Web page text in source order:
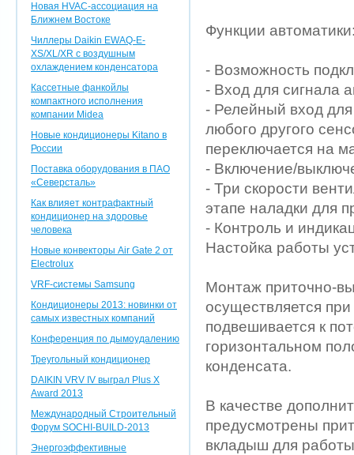
Новая HVAC-ассоциация на
Ближнем Востоке
Чиллеры Daikin EWAQ-E-
XS/XL/XR с воздушным
охлаждением конденсатора
Кассетные фанкойлы
компактного исполнения
компании Midea
Новые кондиционеры Kitano в
России
Поставка оборудования в ПАО
«Северсталь»
Как влияет контрафактный
кондиционер на здоровье
человека
Новые конвекторы Air Gate 2 от
Electrolux
VRF-системы Samsung
Кондиционеры 2013: новинки от
самых известных компаний
Конференция по дымоудалению
Треугольный кондиционер
DAIKIN VRV IV выграл Plus X
Award 2013
Международный Строительный
Форум SOCHI-BUILD-2013
Энергоэффективные
Функции
- Возможность
- Вход для сигнала
- Релейный вход
любого другого
переключается на
- Включение/
- Три скорости
этапе наладки для
- Контроль и
Настойка работы
Монтаж приточно-
осуществляется
подвешивается к
горизонтальном
конденсата.
В качестве
предусмотрены
вкладыш для